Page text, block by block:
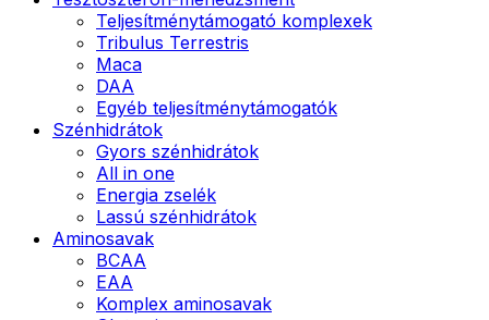
Teljesítménytámogató komplexek
Tribulus Terrestris
Maca
DAA
Egyéb teljesítménytámogatók
Szénhidrátok
Gyors szénhidrátok
All in one
Energia zselék
Lassú szénhidrátok
Aminosavak
BCAA
EAA
Komplex aminosavak